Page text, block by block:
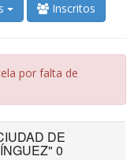
Inscritos
por falta de
DE
0